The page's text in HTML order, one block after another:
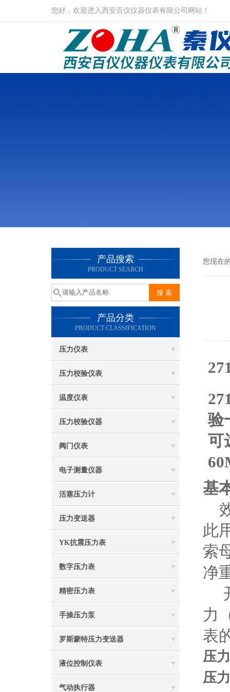
您好，欢迎进入西安百仪仪器仪表有限公司网站！
产品搜索
PRODUCT SEARCH
产品分类
PRODUCT CLASSIFICATION
压力仪表
压力校验仪表
温度仪表
压力校验仪器
阀门仪表
电子测量仪器
活塞压力计
压力变送器
YK抗震压力表
数字压力表
精密压力表
手操压力泵
罗斯蒙特压力变送器
液位控制仪表
气动执行器
您现在
验
可
基
此
索
净
力
表
压
压